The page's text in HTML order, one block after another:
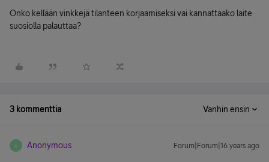
Onko kellään vinkkejä tilanteen korjaamiseksi vai kannattaako laite
suosiolla palauttaa?
3 kommenttia Vanhin ensin
A Anonymous Forum|Forum|16 years ago